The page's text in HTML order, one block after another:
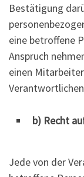
Bestätigung
eine betroffene
Anspruch
einen
b) Recht
Jede von der